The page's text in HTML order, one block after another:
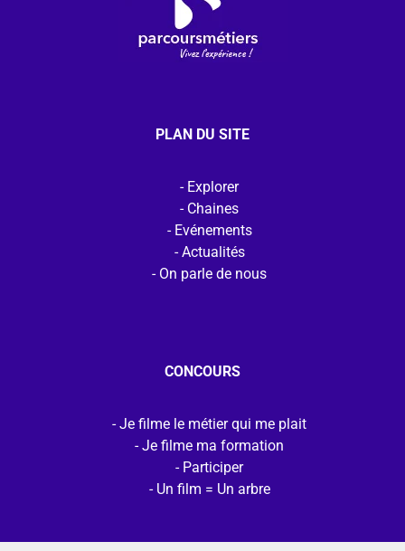
PLAN DU SITE
Explorer
Chaines
Evénements
Actualités
On parle de nous
CONCOURS
Je filme le métier qui me plait
Je filme ma formation
Participer
Un film = Un arbre